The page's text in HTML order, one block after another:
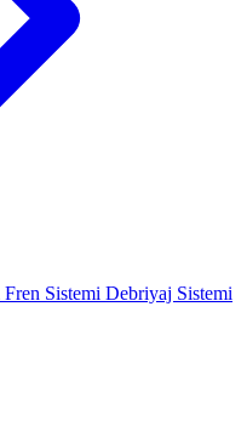
Fren Sistemi Debriyaj Sistemi